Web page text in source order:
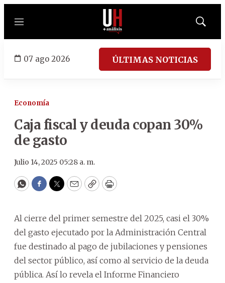
Menú
Mostrar
07 ago 2026 ÚLTIMAS NOTICIAS
Economía
Caja fiscal y deuda copan 30%
de gasto
Julio 14, 2025 05:28 a. m.
WhatsApp
Facebook
Twitter
EmailCopyPrint
Al cierre del primer semestre del 2025, casi el 30%
del gasto ejecutado por la Administración Central
fue destinado al pago de jubilaciones y pensiones
del sector público, así como al servicio de la deuda
pública. Así lo revela el Informe Financiero